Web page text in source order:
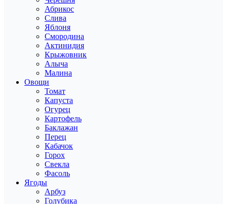
Абрикос
Слива
Яблоня
Смородина
Актинидия
Крыжовник
Алыча
Малина
Овощи
Томат
Капуста
Огурец
Картофель
Баклажан
Перец
Кабачок
Горох
Свекла
Фасоль
Ягоды
Арбуз
Голубика